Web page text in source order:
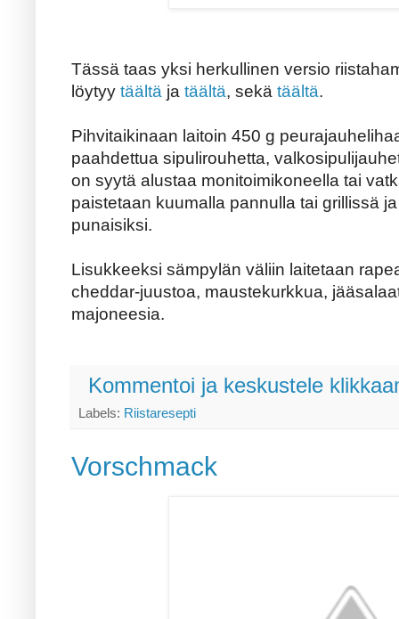
Tässä taas yksi herkullinen versio
löytyy täältä ja täältä, sekä täältä.
Pihvitaikinaan laitoin 450 g
paahdettua sipulirouhetta,
on syytä alustaa monitoimikoneella tai
paistetaan kuumalla pannulla tai grillissä
punaisiksi.
Lisukkeeksi sämpylän väliin laitetaan
cheddar-juustoa, maustekurkkua,
majoneesia.
Kommentoi ja keskustele
Labels: Riistaresepti
Vorschmack